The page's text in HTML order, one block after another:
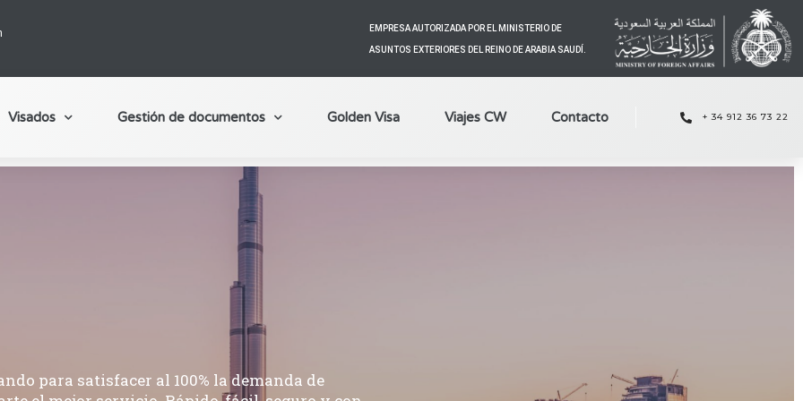
EMPRESA AUTORIZADA POR EL MINISTERIO DE
ASUNTOS EXTERIORES DEL REINO DE ARABIA SAUDÍ.
Visados Gestión de documentos Golden Visa Viajes CW Contacto + 34 912 36 73 22
para satisfacer al 100% la demanda de